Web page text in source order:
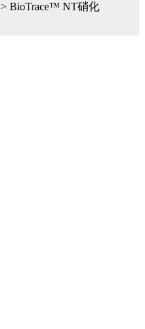
> BioTrace™ NT硝化